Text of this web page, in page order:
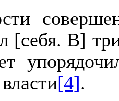
[себя. В]
[4].